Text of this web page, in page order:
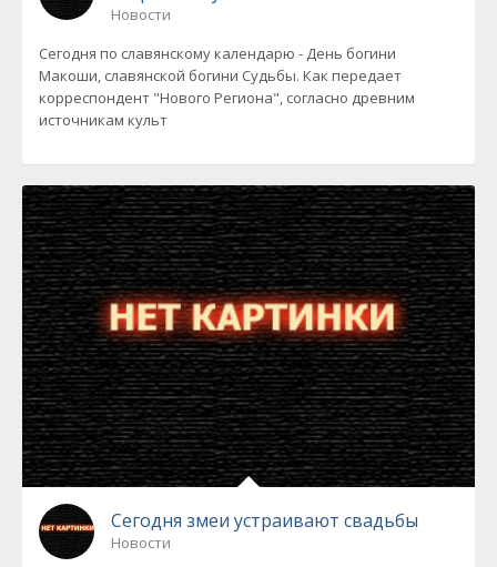
Новости
Сегодня по славянскому календарю - День богини
Макоши, славянской богини Судьбы. Как передает
корреспондент "Нового Региона", согласно древним
источникам культ
Сегодня змеи устраивают свадьбы
Новости